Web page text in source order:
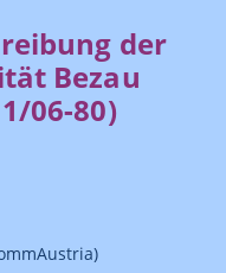
der
Bezau
06-80)